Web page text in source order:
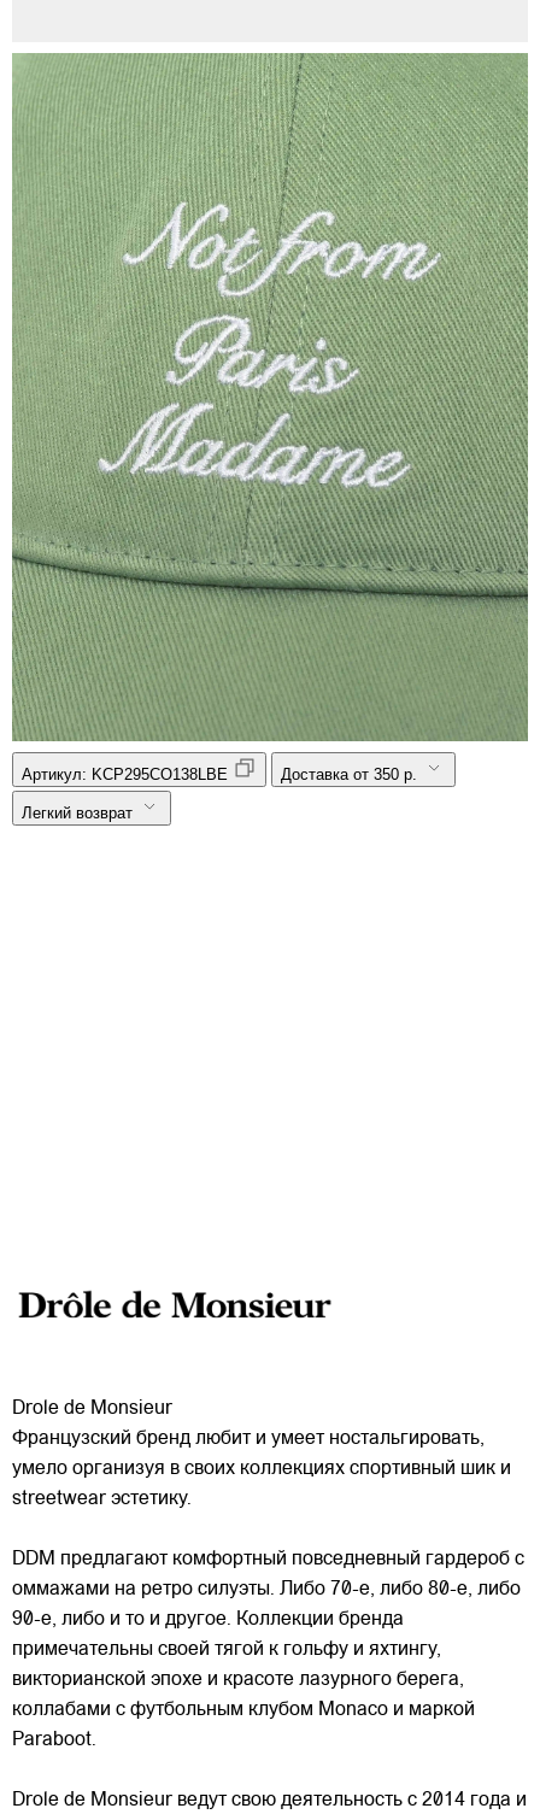
Артикул: KCP295CO138LBE Доставка от 350 р.
Легкий возврат
Drole de Monsieur
Французский бренд любит и умеет ностальгировать,
умело организуя в своих коллекциях спортивный шик и
streetwear эстетику.
DDM предлагают комфортный повседневный гардероб с
оммажами на ретро силуэты. Либо 70-е, либо 80-е, либо
90-е, либо и то и другое. Коллекции бренда
примечательны своей тягой к гольфу и яхтингу,
викторианской эпохе и красоте лазурного берега,
коллабами с футбольным клубом Monaco и маркой
Paraboot.
Drole de Monsieur ведут свою деятельность с 2014 года и